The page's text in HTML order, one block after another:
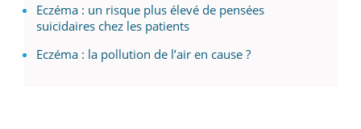
Eczéma : un risque plus élevé de pensées
suicidaires chez les patients
Eczéma : la pollution de l’air en cause ?